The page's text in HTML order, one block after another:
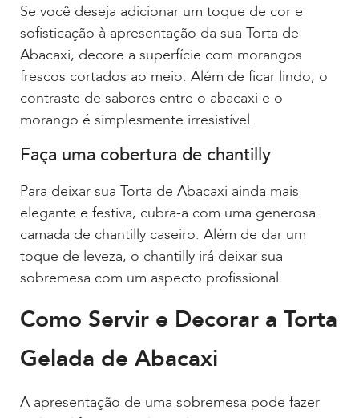
Se você deseja adicionar um toque de cor e
sofisticação à apresentação da sua Torta de
Abacaxi, decore a superfície com morangos
frescos cortados ao meio. Além de ficar lindo, o
contraste de sabores entre o abacaxi e o
morango é simplesmente irresistível.
Faça uma cobertura de chantilly
Para deixar sua Torta de Abacaxi ainda mais
elegante e festiva, cubra-a com uma generosa
camada de chantilly caseiro. Além de dar um
toque de leveza, o chantilly irá deixar sua
sobremesa com um aspecto profissional.
Como Servir e Decorar a Torta
Gelada de Abacaxi
A apresentação de uma sobremesa pode fazer